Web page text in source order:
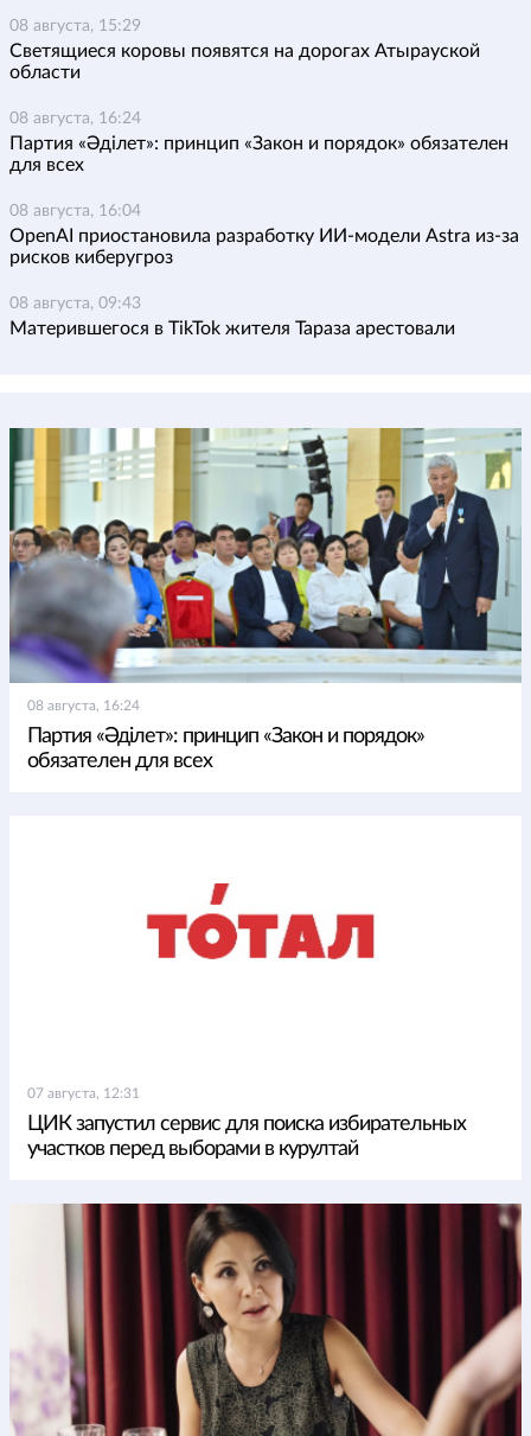
08 августа, 15:29
Светящиеся коровы появятся на дорогах Атырауской
области
08 августа, 16:24
Партия «Әділет»: принцип «Закон и порядок» обязателен
для всех
08 августа, 16:04
OpenAI приостановила разработку ИИ-модели Astra из-за
рисков киберугроз
08 августа, 09:43
Матерившегося в TikTok жителя Тараза арестовали
08 августа, 16:24
Партия «Әділет»: принцип «Закон и порядок»
обязателен для всех
07 августа, 12:31
ЦИК запустил сервис для поиска избирательных
участков перед выборами в курултай